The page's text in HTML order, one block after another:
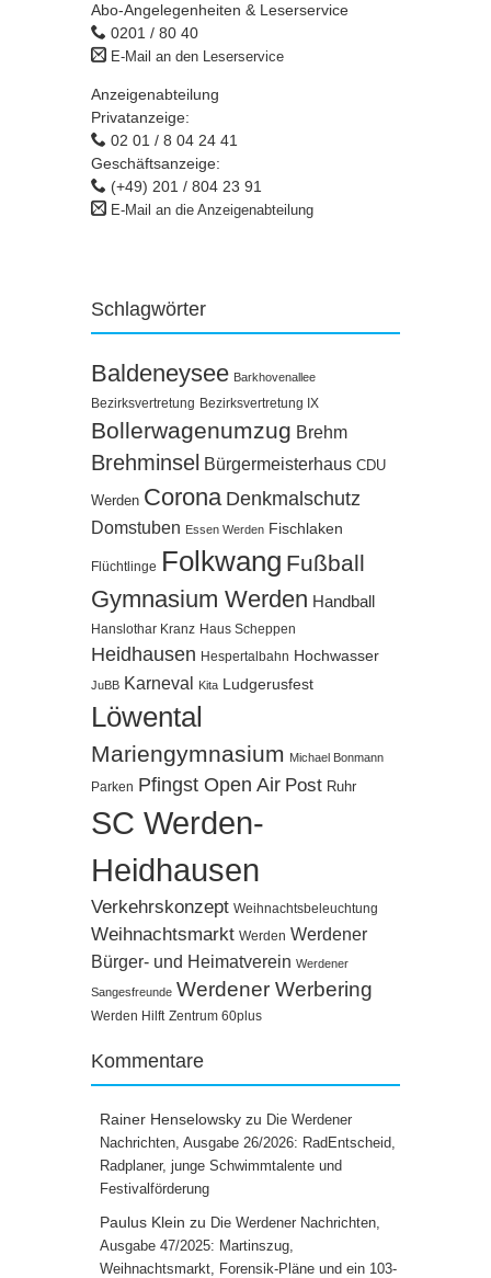
Abo-Angelegenheiten & Leserservice
0201 / 80 40
E-Mail an den Leserservice
Anzeigenabteilung
Privatanzeige:
02 01 / 8 04 24 41
Geschäftsanzeige:
(+49) 201 / 804 23 91
E-Mail an die Anzeigenabteilung
Schlagwörter
Baldeneysee Barkhovenallee
Bezirksvertretung Bezirksvertretung IX
Bollerwagenumzug Brehm
Brehminsel Bürgermeisterhaus CDU
Werden Corona Denkmalschutz
Domstuben Essen Werden Fischlaken
Flüchtlinge Folkwang Fußball
Gymnasium Werden Handball
Hanslothar Kranz Haus Scheppen
Heidhausen Hespertalbahn Hochwasser
JuBB Karneval Kita Ludgerusfest
Löwental
Mariengymnasium Michael Bonmann
Parken Pfingst Open Air Post Ruhr
SC Werden-
Heidhausen
Verkehrskonzept Weihnachtsbeleuchtung
Weihnachtsmarkt Werden Werdener
Bürger- und Heimatverein Werdener
Sangesfreunde Werdener Werbering
Werden Hilft Zentrum 60plus
Kommentare
Rainer Henselowsky zu Die Werdener
Nachrichten, Ausgabe 26/2026: RadEntscheid,
Radplaner, junge Schwimmtalente und
Festivalförderung
Paulus Klein zu Die Werdener Nachrichten,
Ausgabe 47/2025: Martinszug,
Weihnachtsmarkt, Forensik-Pläne und ein 103-